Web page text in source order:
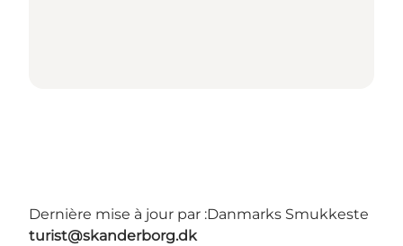
Dernière mise à jour par :Danmarks Smukkeste
turist@skanderborg.dk